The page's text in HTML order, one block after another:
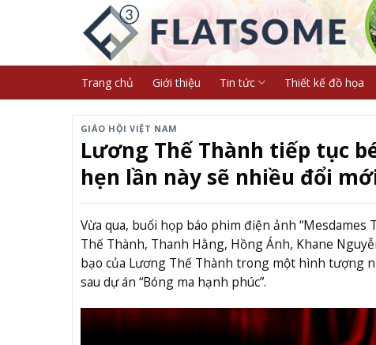
Trang chủ Giới thiệu Tin tức Thiết kế đồ họa
GIÁO HỘI VIỆT NAM
Lương Thế Thành tiếp tục
hẹn lần này sẽ nhiều đổi
Vừa qua, buổi họp báo phim điện ảnh
Thế Thành, Thanh Hằng, Hồng Ánh, Khane
bạo của Lương Thế Thành trong một hình tượng
sau dự án “Bóng ma hạnh phúc”.